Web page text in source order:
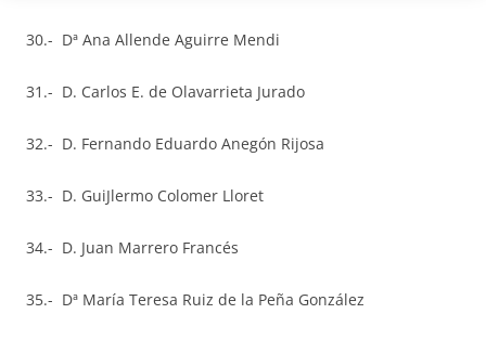
30.- Dª Ana Allende Aguirre Mendi
31.- D. Carlos E. de Olavarrieta Jurado
32.- D. Fernando Eduardo Anegón Rijosa
33.- D. GuiJlermo Colomer Lloret
34.- D. Juan Marrero Francés
35.- Dª María Teresa Ruiz de la Peña González